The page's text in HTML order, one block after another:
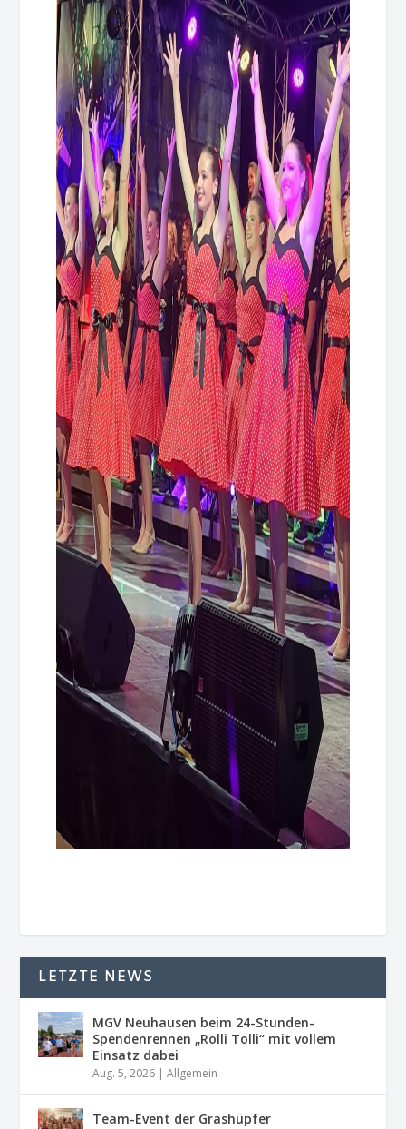
LETZTE NEWS
MGV Neuhausen beim 24-Stunden-
Spendenrennen „Rolli Tolli“ mit vollem
Einsatz dabei
Aug. 5, 2026 |Allgemein
Team-Event der Grashüpfer